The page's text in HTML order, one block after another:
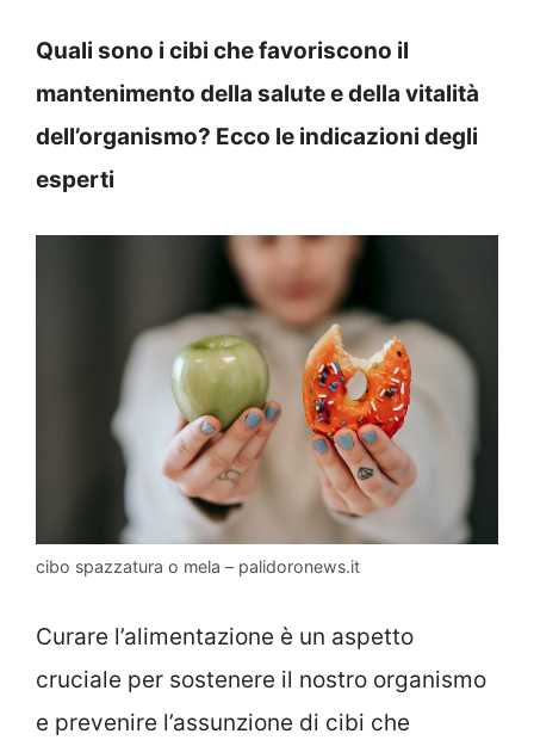
Quali sono i cibi che favoriscono il
mantenimento della salute e della vitalità
dell’organismo? Ecco le indicazioni degli
esperti
cibo spazzatura o mela – palidoronews.it
Curare l’alimentazione è un aspetto
cruciale per sostenere il nostro organismo
e prevenire l’assunzione di cibi che